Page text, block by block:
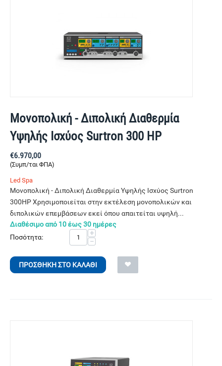
Μονοπολική - Διπολική Διαθερμία
Υψηλής Ισχύος Surtron 300 HP
€6.970,00
(Συμπ/ται ΦΠΑ)
Led Spa
Μονοπολική - Διπολική Διαθερμία Υψηλής Ισχύος Surtron
300HP Χρησιμοποιείται στην εκτέλεση μονοπολικών και
διπολικών επεμβάσεων εκεί όπου απαιτείται υψηλή...
Διαθέσιμο από 10 έως 30 ημέρες
Ποσότητα:
+
−
ΠΡΟΣΘΉΚΗ ΣΤΟ ΚΑΛΆΘΙ